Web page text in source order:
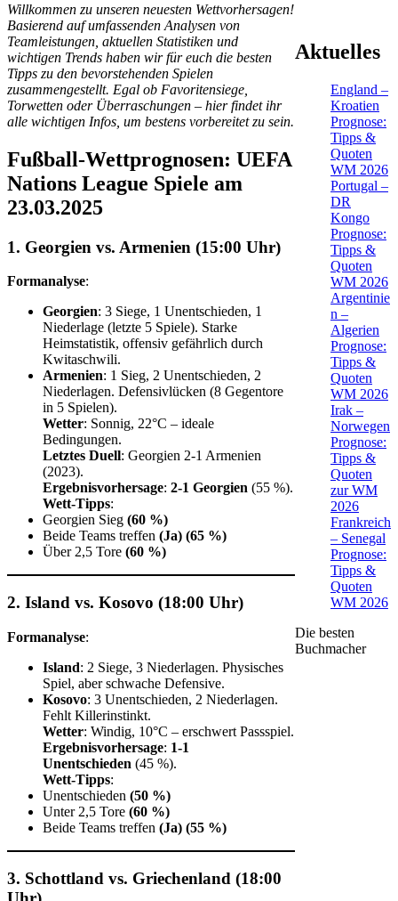
Willkommen zu unseren neuesten Wettvorhersagen!
Basierend auf umfassenden Analysen von
Teamleistungen, aktuellen Statistiken und
wichtigen Trends haben wir für euch die besten
Tipps zu den bevorstehenden Spielen
zusammengestellt. Egal ob Favoritensiege,
Torwetten oder Überraschungen – hier findet ihr
alle wichtigen Infos, um bestens vorbereitet zu sein.
Fußball-Wettprognosen: UEFA
Nations League Spiele am
23.03.2025
1. Georgien vs. Armenien (15:00 Uhr)
Formanalyse:
Georgien: 3 Siege, 1 Unentschieden, 1
Niederlage (letzte 5 Spiele). Starke
Heimstatistik, offensiv gefährlich durch
Kwitaschwili.
Armenien: 1 Sieg, 2 Unentschieden, 2
Niederlagen. Defensivlücken (8 Gegentore
in 5 Spielen).
Wetter: Sonnig, 22°C – ideale
Bedingungen.
Letztes Duell: Georgien 2-1 Armenien
(2023).
Ergebnisvorhersage: 2-1 Georgien (55 %).
Wett-Tipps:
Georgien Sieg (60 %)
Beide Teams treffen (Ja) (65 %)
Über 2,5 Tore (60 %)
2. Island vs. Kosovo (18:00 Uhr)
Formanalyse:
Island: 2 Siege, 3 Niederlagen. Physisches
Spiel, aber schwache Defensive.
Kosovo: 3 Unentschieden, 2 Niederlagen.
Fehlt Killerinstinkt.
Wetter: Windig, 10°C – erschwert Passspiel.
Ergebnisvorhersage: 1-1
Unentschieden (45 %).
Wett-Tipps:
Unentschieden (50 %)
Unter 2,5 Tore (60 %)
Beide Teams treffen (Ja) (55 %)
3. Schottland vs. Griechenland (18:00
Aktuelles
England –
Kroatien
Prognose:
Tipps &
Quoten
WM 2026
Portugal –
DR
Kongo
Prognose:
Tipps &
Quoten
WM 2026
Argentinie
n –
Algerien
Prognose:
Tipps &
Quoten
WM 2026
Irak –
Norwegen
Prognose:
Tipps &
Quoten
zur WM
2026
Frankreich
– Senegal
Prognose:
Tipps &
Quoten
WM 2026
Die besten
Buchmacher